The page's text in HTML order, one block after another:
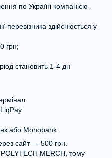
по Україні компанією-
перевізника здійснюється у
грн;
становить 1-4 дн
або Monobank
сайт — 500 грн.
MERCH, тому